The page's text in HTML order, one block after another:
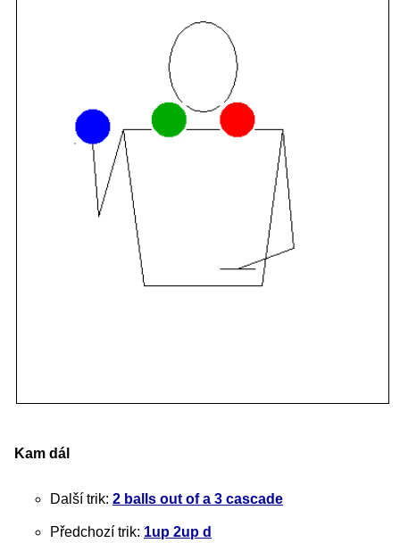
Kam dál
Další trik: 2 balls out of a 3 cascade
Předchozí trik: 1up 2up d